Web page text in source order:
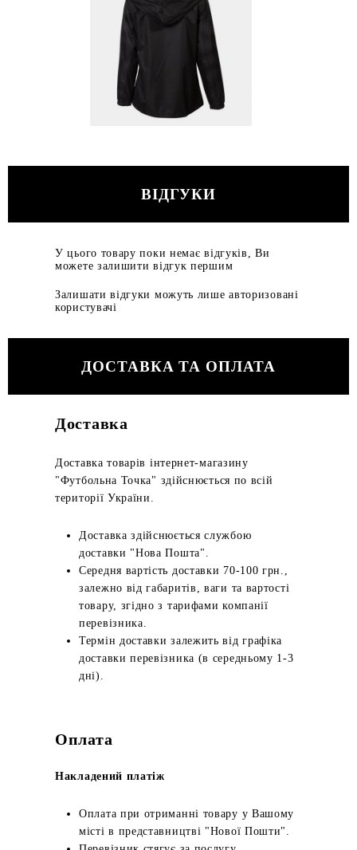
ВІДГУКИ
У цього товару поки немає відгуків, Ви
можете залишити відгук першим
Залишати відгуки можуть лише авторизовані
користувачі
ДОСТАВКА ТА ОПЛАТА
Доставка
Доставка товарів інтернет-магазину
"Футбольна Точка" здійснюється по всій
території України.
Доставка здійснюється службою
доставки "Нова Пошта".
Середня вартість доставки 70-100 грн.,
залежно від габаритів, ваги та вартості
товару, згідно з тарифами компанії
перевізника.
Термін доставки залежить від графіка
доставки перевізника (в середньому 1-3
дні).
Оплата
Накладений платіж
Оплата при отриманні товару у Вашому
місті в представництві "Нової Пошти".